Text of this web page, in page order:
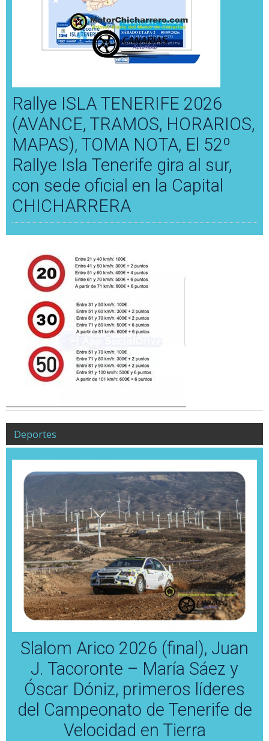
Rallye ISLA TENERIFE 2026
(AVANCE, TRAMOS, HORARIOS,
MAPAS), TOMA NOTA, El 52º
Rallye Isla Tenerife gira al sur,
con sede oficial en la Capital
CHICHARRERA
Deportes
Slalom Arico 2026 (final), Juan
J. Tacoronte – María Sáez y
Óscar Dóniz, primeros líderes
del Campeonato de Tenerife de
Velocidad en Tierra